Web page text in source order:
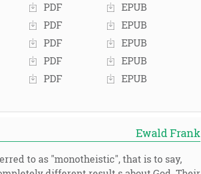
PDF
EPUB
PDF
EPUB
PDF
EPUB
PDF
EPUB
PDF EPUB
Ewald Frank
to as "monotheistic", that is to say,